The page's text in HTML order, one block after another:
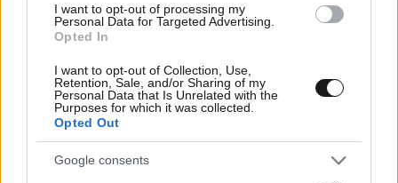
I want to opt-out of processing my
Personal Data for Targeted Advertising.
Opted In
I want to opt-out of Collection, Use,
Retention, Sale, and/or Sharing of my
Personal Data that Is Unrelated with the
Purposes for which it was collected.
Opted Out
Google consents